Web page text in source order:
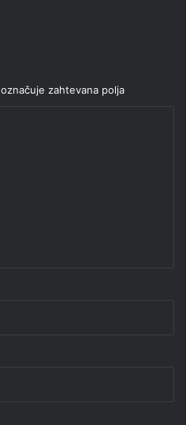
označuje zahtevana polja